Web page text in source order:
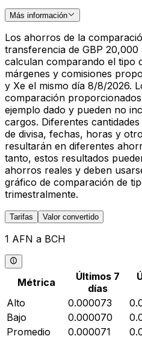
Más información
Los ahorros de la
transferencia de GBP
calculan comparando el tipo
márgenes y comisiones
y Xe el mismo día 8/8/2026.
comparación
ejemplo dado y pueden no
cargos. Diferentes
de divisa, fechas, horas y
resultarán en diferentes
tanto, estos resultados
ahorros reales y deben
gráfico de comparación de
trimestralmente.
Tarifas Valor convertido
1 AFN a BCH
Métrica
Últimos 7
días
Alto
0.000073
Bajo
0.000070
Promedio
0.000071